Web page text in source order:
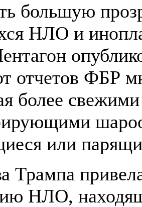
большую
НЛО и
отчетов ФБР
более
или
Трампа
НЛО,